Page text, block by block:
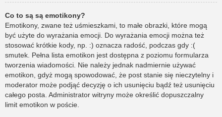
Co to są są emotikony?
Emotikony, zwane też uśmieszkami, to małe obrazki, które mogą
być użyte do wyrażania emocji. Do wyrażania emocji można też
stosować krótkie kody, np. :) oznacza radość, podczas gdy :(
smutek. Pełna lista emotikon jest dostępna z poziomu formularza
tworzenia wiadomości. Nie należy jednak nadmiernie używać
emotikon, gdyż mogą spowodować, że post stanie się nieczytelny i
moderator może podjąć decyzję o ich usunięciu bądź też usunięciu
całego posta. Administrator witryny może określić dopuszczalny
limit emotikon w poście.